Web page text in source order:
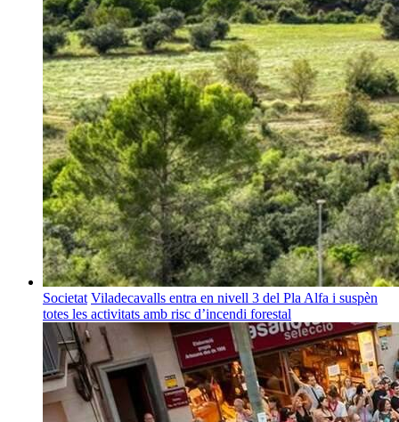
Societat Viladecavalls entra en nivell 3 del Pla Alfa i suspèn
totes les activitats amb risc d’incendi forestal